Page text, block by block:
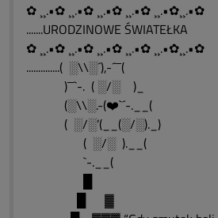
✿ ¸¸.•✿ ¸¸.•✿ ¸¸.•✿ ¸¸.•✿ ¸¸.•✿¸¸.•✿
.......URODZINOWE ŚWIATEŁKA
✿ ¸¸.•✿ ¸¸.•✿ ¸¸.•✿ ¸¸.•✿ ¸¸.•✿¸¸.•✿
..............( ░\\░´),-´¯¯(
)¯¯`-. ( ░/░ )_
(░\\░.-(❤️`´-.__(
( ░/░’(__(░/░)._)
( ░/░ ).__(
`-.__(
█ ▓